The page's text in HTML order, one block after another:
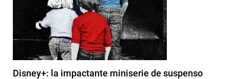
Disney+: la impactante miniserie de suspenso